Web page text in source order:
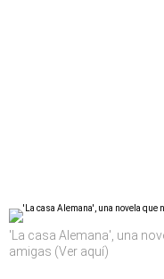
'La casa Alemana', una
amigas (Ver aquí)